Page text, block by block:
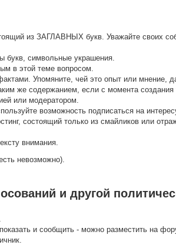
из ЗАГЛАВНЫХ букв. Уважайте своих
букв, символьные украшения.
в этой теме вопросом.
Упомяните, чей это опыт или мнение,
же содержанием, если с момента
или модератором.
возможность подписаться на
состоящий только из смайликов или
внимания.
невозможно).
и другой
и сообщить - можно разместить на